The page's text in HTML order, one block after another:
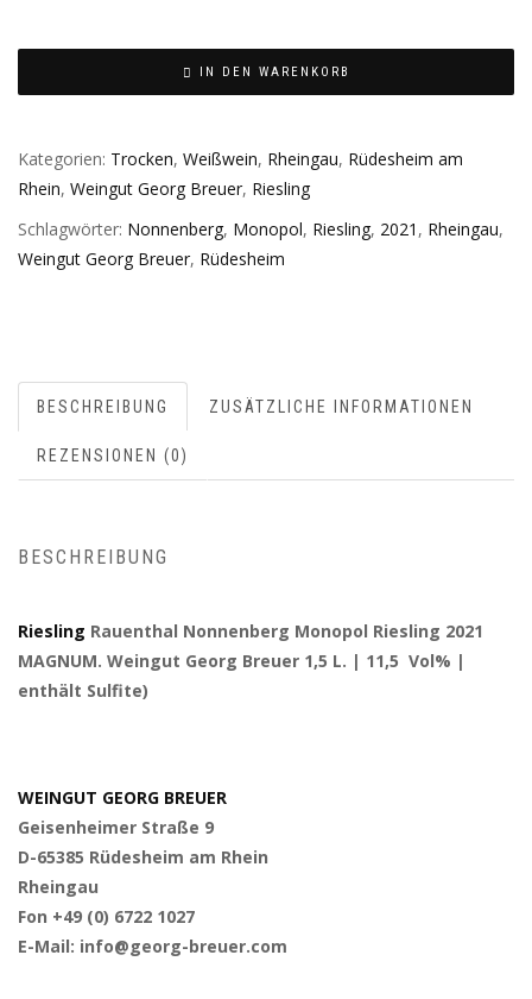
IN DEN WARENKORB
Kategorien: Trocken, Weißwein, Rheingau, Rüdesheim am
Rhein, Weingut Georg Breuer, Riesling
Schlagwörter: Nonnenberg, Monopol, Riesling, 2021 , Rheingau,
Weingut Georg Breuer, Rüdesheim
BESCHREIBUNG ZUSÄTZLICHE INFORMATIONEN
REZENSIONEN (0)
BESCHREIBUNG
Riesling Rauenthal Nonnenberg Monopol Riesling 2021
MAGNUM. Weingut Georg Breuer 1,5 L. | 11,5 Vol% |
enthält Sulfite)
WEINGUT GEORG BREUER
Geisenheimer Straße 9
D-65385 Rüdesheim am Rhein
Rheingau
Fon +49 (0) 6722 1027
E-Mail: info@georg-breuer.com